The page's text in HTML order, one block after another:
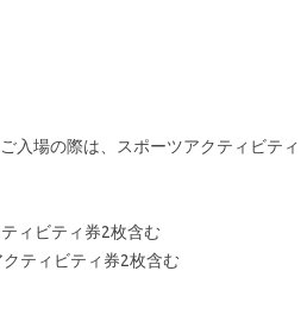
入場の際は、スポーツアクティビティ
ィビティ券2枚含む
ティビティ券2枚含む